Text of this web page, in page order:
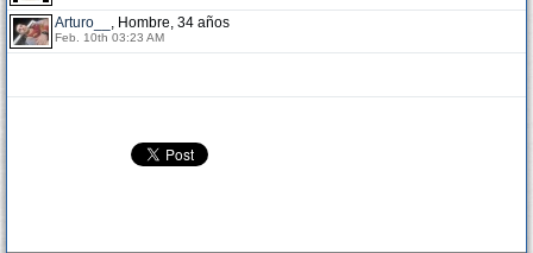
Arturo__ , Hombre, 34 años
Feb. 10th 03:23 AM